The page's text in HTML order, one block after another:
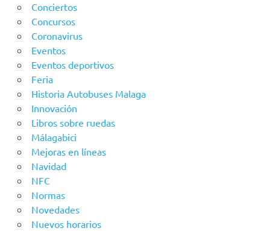
Conciertos
Concursos
Coronavirus
Eventos
Eventos deportivos
Feria
Historia Autobuses Malaga
Innovación
Libros sobre ruedas
Málagabici
Mejoras en líneas
Navidad
NFC
Normas
Novedades
Nuevos horarios